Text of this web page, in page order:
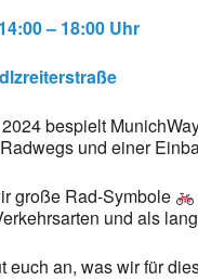
– 18:00 Uhr
bespielt
und einer
große Rad-Symbole
und als
euch an, was wir für